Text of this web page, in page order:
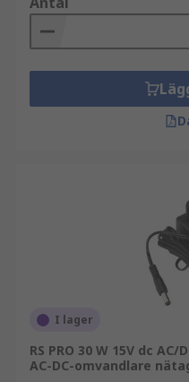
I lager
RS PRO 30 W 15V dc
AC-DC-omvandlare